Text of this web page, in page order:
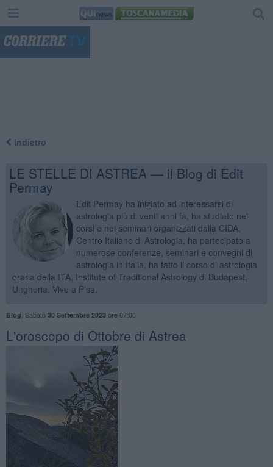
Indietro
LE STELLE DI ASTREA — il Blog di Edit
Permay
Edit Permay ha iniziato ad interessarsi di
astrologia più di venti anni fa, ha studiato nei
corsi e nei seminari organizzati dalla CIDA,
Centro Italiano di Astrologia, ha partecipato a
numerose conferenze, seminari e convegni di
astrologia in Italia, ha fatto il corso di astrologia
oraria della ITA, Institute of Traditional Astrology di Budapest,
Ungheria. Vive a Pisa.
Blog Sabato 30 Settembre 2023ore 07:00
L'oroscopo di Ottobre di Astrea